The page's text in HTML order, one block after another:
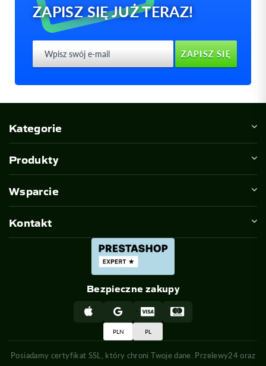
ZAPISZ SIĘ JUŻ TERAZ!
Kategorie
Produkty
Wsparcie
Kontakt
Bezpieczne zakupy
PLN PL
Posiadamy certyfikat SSL, który chroni Twoje dane. Przelewy24 oraz